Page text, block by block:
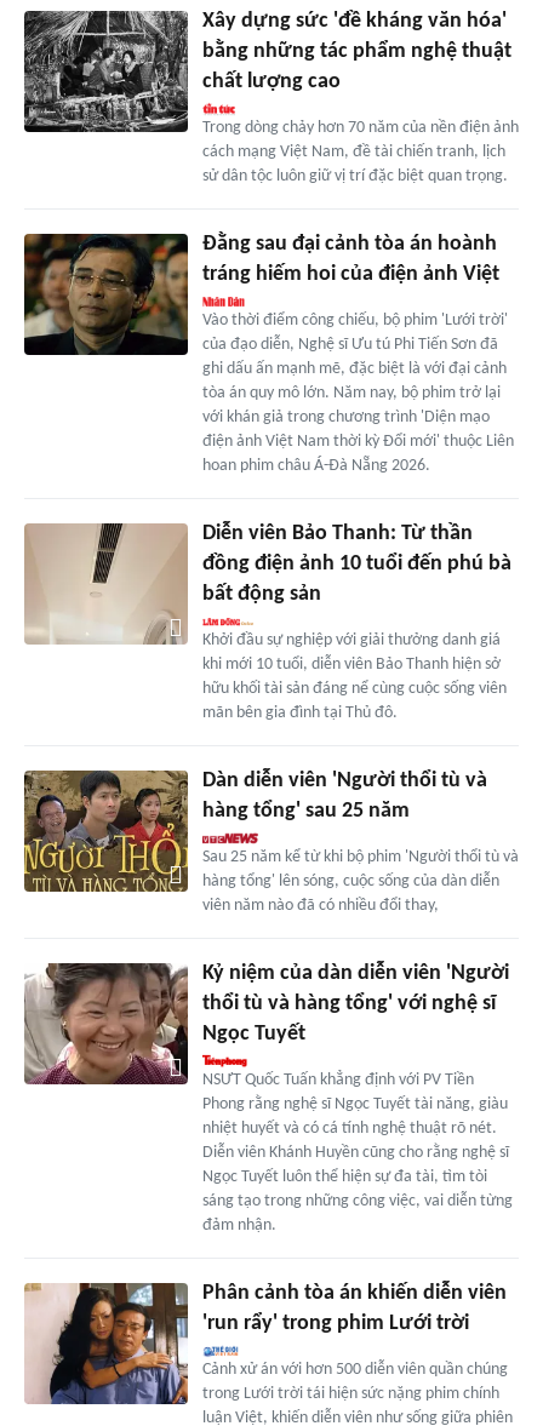
Xây dựng sức 'đề kháng văn hóa'
bằng những tác phẩm nghệ thuật
chất lượng cao
Trong dòng chảy hơn 70 năm của nền điện ảnh
cách mạng Việt Nam, đề tài chiến tranh, lịch
sử dân tộc luôn giữ vị trí đặc biệt quan trọng.
Đằng sau đại cảnh tòa án hoành
tráng hiếm hoi của điện ảnh Việt
Vào thời điểm công chiếu, bộ phim 'Lưới trời'
của đạo diễn, Nghệ sĩ Ưu tú Phi Tiến Sơn đã
ghi dấu ấn mạnh mẽ, đặc biệt là với đại cảnh
tòa án quy mô lớn. Năm nay, bộ phim trở lại
với khán giả trong chương trình 'Diện mạo
điện ảnh Việt Nam thời kỳ Đổi mới' thuộc Liên
hoan phim châu Á-Đà Nẵng 2026.
Diễn viên Bảo Thanh: Từ thần
đồng điện ảnh 10 tuổi đến phú bà
bất động sản
Khởi đầu sự nghiệp với giải thưởng danh giá
khi mới 10 tuổi, diễn viên Bảo Thanh hiện sở
hữu khối tài sản đáng nể cùng cuộc sống viên
mãn bên gia đình tại Thủ đô.
Dàn diễn viên 'Người thổi tù và
hàng tổng' sau 25 năm
Sau 25 năm kể từ khi bộ phim 'Người thổi tù và
hàng tổng' lên sóng, cuộc sống của dàn diễn
viên năm nào đã có nhiều đổi thay,
Kỷ niệm của dàn diễn viên 'Người
thổi tù và hàng tổng' với nghệ sĩ
Ngọc Tuyết
NSƯT Quốc Tuấn khẳng định với PV Tiền
Phong rằng nghệ sĩ Ngọc Tuyết tài năng, giàu
nhiệt huyết và có cá tính nghệ thuật rõ nét.
Diễn viên Khánh Huyền cũng cho rằng nghệ sĩ
Ngọc Tuyết luôn thể hiện sự đa tài, tìm tòi
sáng tạo trong những công việc, vai diễn từng
đảm nhận.
Phân cảnh tòa án khiến diễn viên
'run rẩy' trong phim Lưới trời
Cảnh xử án với hơn 500 diễn viên quần chúng
trong Lưới trời tái hiện sức nặng phim chính
luận Việt, khiến diễn viên như sống giữa phiên